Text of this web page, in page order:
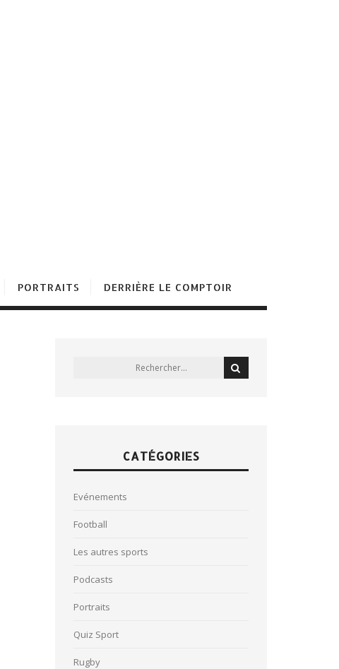
PORTRAITS DERRIÈRE LE COMPTOIR
CATÉGORIES
Evénements
Football
Les autres sports
Podcasts
Portraits
Quiz Sport
Rugby